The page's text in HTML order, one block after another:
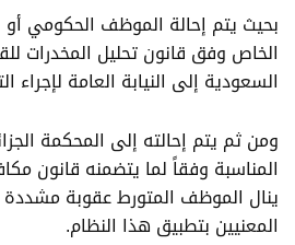
بحيث يتم إحالة الموظف الحكومي
الخاص وفق قانون تحليل المخدرات
السعودية إلى النيابة العامة لإجراء
ومن ثم يتم إحالته إلى المحكمة
المناسبة وفقاً لما يتضمنه قانون
ينال الموظف المتورط عقوبة
المعنيين بتطبيق هذا النظام.